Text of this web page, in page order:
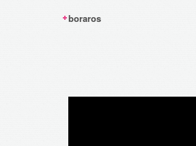
boraros